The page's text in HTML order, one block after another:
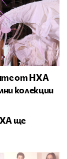
от НХА
колекции
ще